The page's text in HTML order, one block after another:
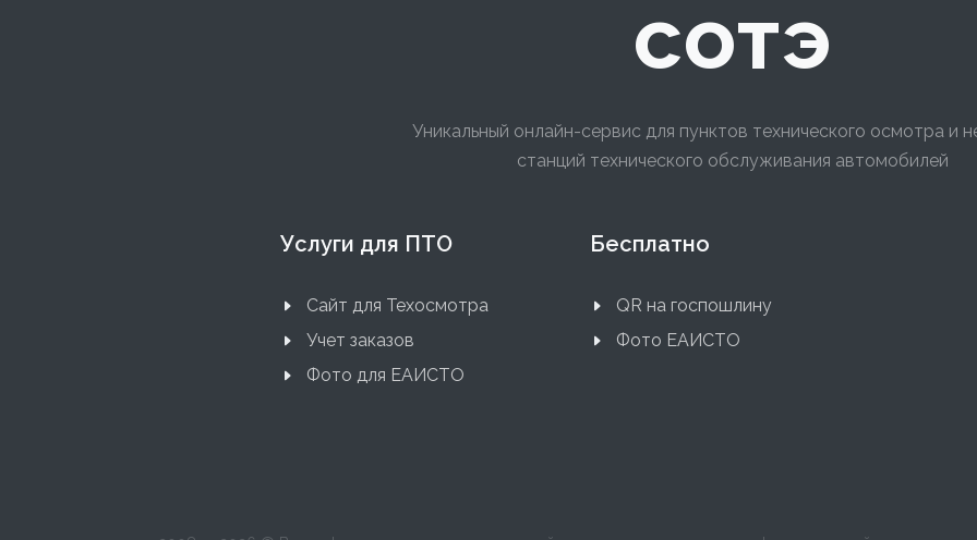
сотэ
Уникальный онлайн-сервис для пунктов технического осмотра и
станций технического обслуживания автомобилей
Услуги для ПТО
Сайт для Техосмотра
Учет заказов
Фото для ЕАИСТО
Бесплатно
QR на госпошлину
Фото ЕАИСТО